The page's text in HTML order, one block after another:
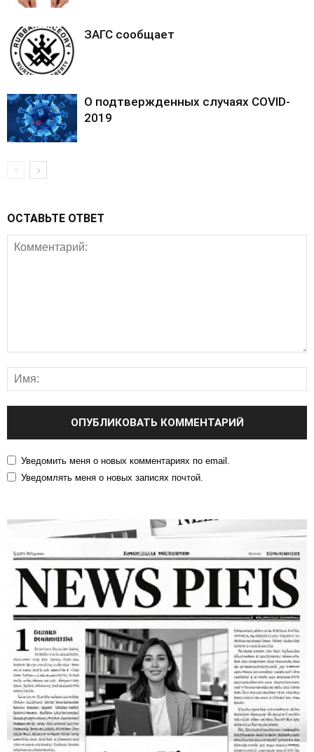
ЗАГС сообщает
О подтвержденных случаях COVID-
2019
ОСТАВЬТЕ ОТВЕТ
Уведомить меня о новых комментариях по email.
Уведомлять меня о новых записях почтой.